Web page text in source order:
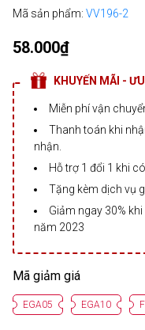
Mã sản phẩm: VV196-2
58.000₫
KHUYẾN MÃI -
Miễn phí vận
Thanh toán khi
nhận.
Hỗ trợ 1 đổi 1 khi
Tặng kèm dịch vụ
Giảm ngay 30%
năm 2023
Mã giảm giá
EGA05 EGA10